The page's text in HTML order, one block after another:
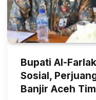
Bupati Al-
Sosial,
Banjir Aceh